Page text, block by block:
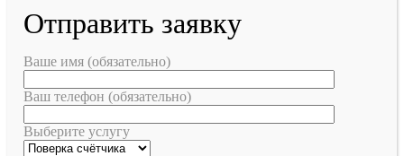
Отправить заявку
Ваше имя (обязательно)
Ваш телефон (обязательно)
Выберите услугу